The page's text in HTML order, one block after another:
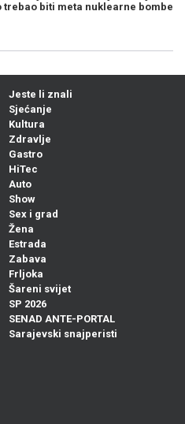
biti meta nuklearne bombe
Jeste li znali
Sjećanje
Kultura
Zdravlje
Gastro
HiTec
Auto
Show
Sex i grad
Žena
Estrada
Zabava
Frljoka
Šareni svijet
SP 2026
SENAD ANTE-PORTAL
Sarajevski snajperisti